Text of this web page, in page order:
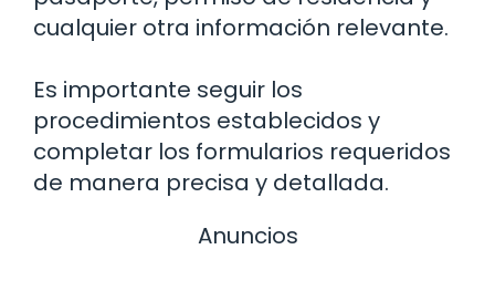
cualquier otra información relevante.
Es importante seguir los
procedimientos establecidos y
completar los formularios requeridos
de manera precisa y detallada.
Anuncios